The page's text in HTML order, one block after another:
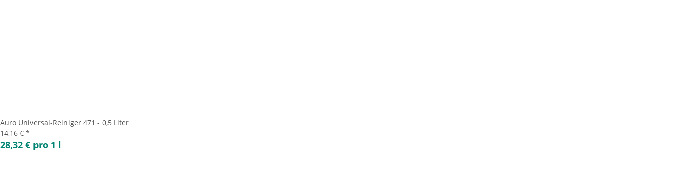
Auro Universal-Reiniger 471 - 0,5 Liter
14,16 € *
28,32 € pro 1 l